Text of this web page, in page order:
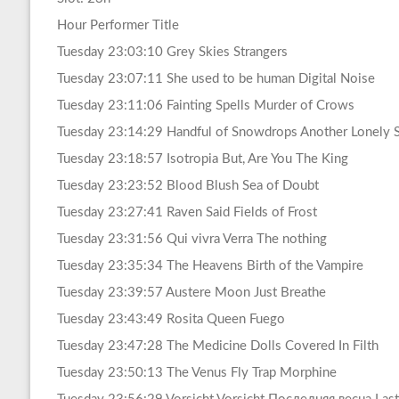
Hour Performer Title
Tuesday 23:03:10 Grey Skies Strangers
Tuesday 23:07:11 She used to be human Digital Noise
Tuesday 23:11:06 Fainting Spells Murder of Crows
Tuesday 23:14:29 Handful of Snowdrops Another Lonely
Tuesday 23:18:57 Isotropia But, Are You The King
Tuesday 23:23:52 Blood Blush Sea of Doubt
Tuesday 23:27:41 Raven Said Fields of Frost
Tuesday 23:31:56 Qui vivra Verra The nothing
Tuesday 23:35:34 The Heavens Birth of the Vampire
Tuesday 23:39:57 Austere Moon Just Breathe
Tuesday 23:43:49 Rosita Queen Fuego
Tuesday 23:47:28 The Medicine Dolls Covered In Filth
Tuesday 23:50:13 The Venus Fly Trap Morphine